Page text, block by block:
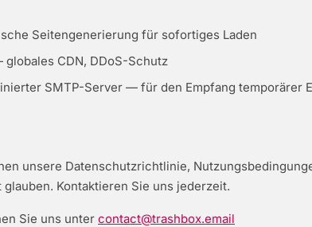
Seitengenerierung für sofortiges Laden
CDN, DDoS-Schutz
SMTP-Server — für den Empfang temporärer
unsere Datenschutzrichtlinie,
Kontaktieren Sie uns jederzeit.
Sie uns unter contact@trashbox.email